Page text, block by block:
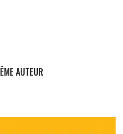
AUTEUR